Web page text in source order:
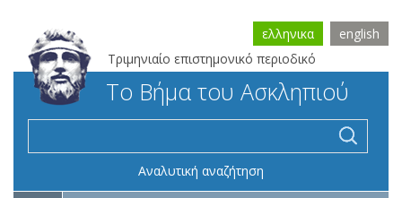
Τριμηνιαίο επιστημονικό περιοδικό
ελληνικα english
Το Βήμα του Ασκληπιού
Αναλυτική αναζήτηση